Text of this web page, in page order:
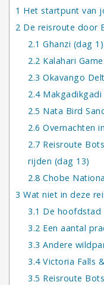
1 Het startpunt van
2 De reisroute door
2.1 Ghanzi (dag 1)
2.2 Kalahari
2.3 Okavango
2.4Makgadikgadi
2.5 Nata Bird
2.6 Overnachten
2.7 Reisroute
rijden (dag 13)
2.8 Chobe
3 Wat niet in deze
3.1 De hoofdstad
3.2 Een aantal
3.3 Andere
3.4Victoria Falls
3.5 Reisroute